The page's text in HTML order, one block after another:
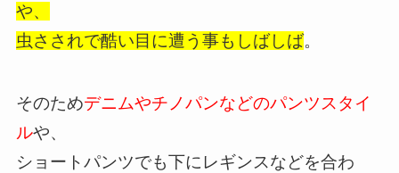
や、
虫さされで酷い目に遭う事もしばしば。
そのためデニムやチノパンなどのパンツスタイ
ルや、
ショートパンツでも下にレギンスなどを合わ